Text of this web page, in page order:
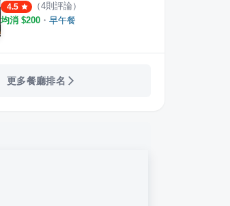
4.5 （4則評論）
均消 $200 ・ 早午餐
更多餐廳排名